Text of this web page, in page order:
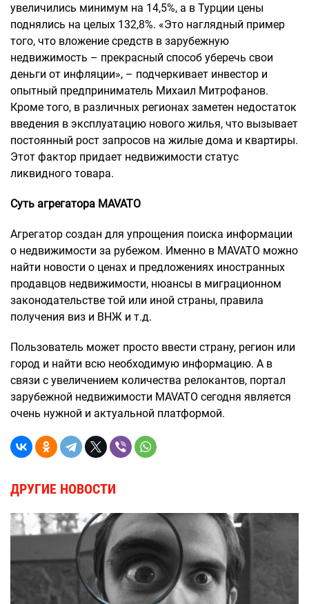
увеличились минимум на 14,5%, а в Турции цены
поднялись на целых 132,8%. «Это наглядный пример
того, что вложение средств в зарубежную
недвижимость – прекрасный способ уберечь свои
деньги от инфляции», – подчеркивает инвестор и
опытный предприниматель Михаил Митрофанов.
Кроме того, в различных регионах заметен недостаток
введения в эксплуатацию нового жилья, что вызывает
постоянный рост запросов на жилые дома и квартиры.
Этот фактор придает недвижимости статус
ликвидного товара.
Суть агрегатора MAVATO
Агрегатор создан для упрощения поиска информации
о недвижимости за рубежом. Именно в MAVATO можно
найти новости о ценах и предложениях иностранных
продавцов недвижимости, нюансы в миграционном
законодательстве той или иной страны, правила
получения виз и ВНЖ и т.д.
Пользователь может просто ввести страну, регион или
город и найти всю необходимую информацию. А в
связи с увеличением количества релокантов, портал
зарубежной недвижимости MAVATO сегодня является
очень нужной и актуальной платформой.
ДРУГИЕ НОВОСТИ